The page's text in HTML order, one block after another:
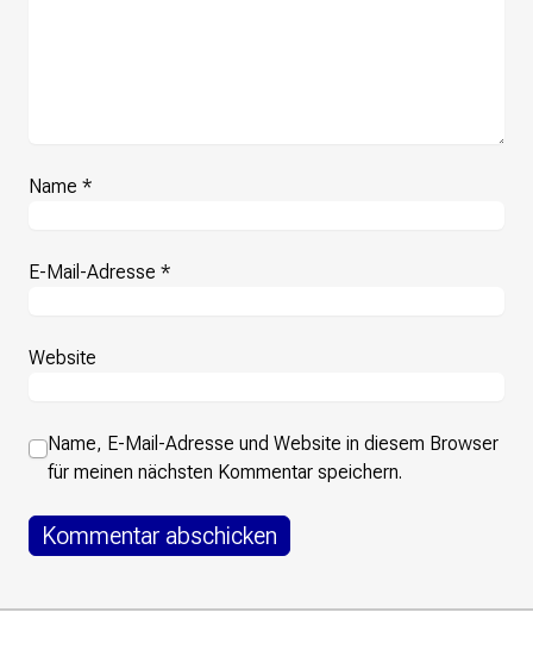
Name *
E-Mail-Adresse *
Website
Name, E-Mail-Adresse und Website in diesem Browser
für meinen nächsten Kommentar speichern.